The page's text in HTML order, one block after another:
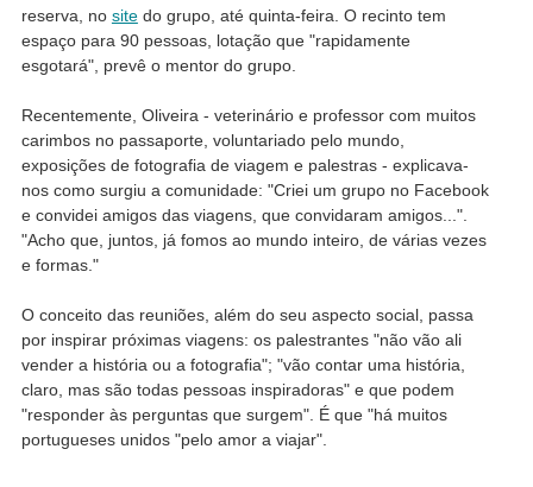
reserva, no sitedo grupo, até quinta-feira. O recinto tem
espaço para 90 pessoas, lotação que "rapidamente
esgotará", prevê o mentor do grupo.
Recentemente, Oliveira - veterinário e professor com muitos
carimbos no passaporte, voluntariado pelo mundo,
exposições de fotografia de viagem e palestras - explicava-
nos como surgiu a comunidade: "Criei um grupo no Facebook
e convidei amigos das viagens, que convidaram amigos...".
"Acho que, juntos, já fomos ao mundo inteiro, de várias vezes
e formas."
O conceito das reuniões, além do seu aspecto social, passa
por inspirar próximas viagens: os palestrantes "não vão ali
vender a história ou a fotografia"; "vão contar uma história,
claro, mas são todas pessoas inspiradoras" e que podem
"responder às perguntas que surgem". É que "há muitos
portugueses unidos "pelo amor a viajar".